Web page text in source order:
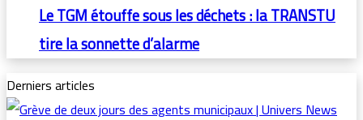
Le TGM étouffe sous les déchets : la TRANSTU
tire la sonnette d’alarme
Derniers articles